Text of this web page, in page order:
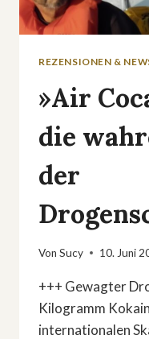
REZENSIONEN &
»Air
die
der
Von Sucy 10. Juni
+++ Gewagter
Kilogramm
internationalen